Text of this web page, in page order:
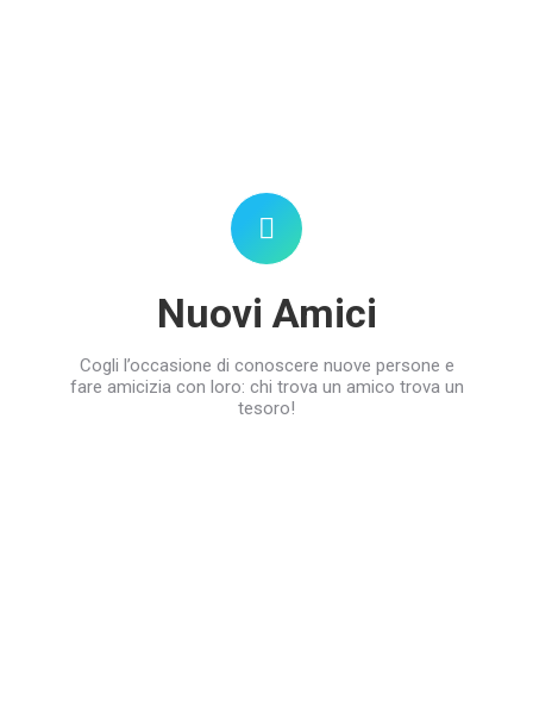
Nuovi Amici
Cogli l’occasione di conoscere nuove persone e
fare amicizia con loro: chi trova un amico trova un
tesoro!